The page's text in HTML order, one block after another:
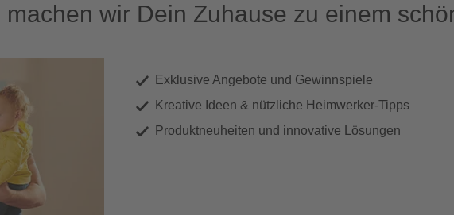
wir Dein Zuhause zu einem
Exklusive Angebote und Gewinnspiele
Kreative Ideen & nützliche Heimwerker-Tipps
Produktneuheiten und innovative Lösungen